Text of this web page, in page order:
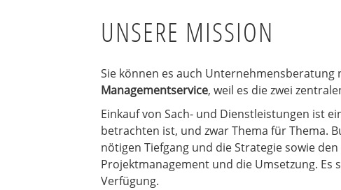
erfolgreiche
UNSERE MISSION
Sie können es auch Unternehmensberatung
Managementservice, weil es die zwei
Einkauf von Sach- und Dienstleistungen ist
betrachten ist, und zwar Thema für Thema.
nötigen Tiefgang und die Strategie sowie
Projektmanagement und die Umsetzung. Es
Verfügung.